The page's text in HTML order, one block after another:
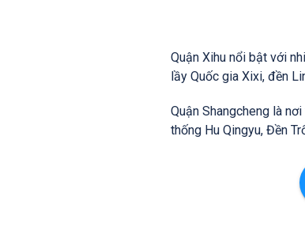
Quận Xihu nổi bật với
lầy Quốc gia Xixi, đền
Quận Shangcheng là
thống Hu Qingyu, Đền